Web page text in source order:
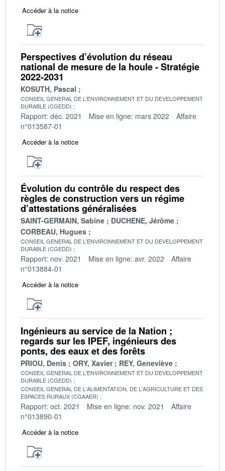
Accéder à la notice
Perspectives d’évolution du réseau
national de mesure de la houle - Stratégie
2022-2031
KOSUTH, Pascal
CONSEIL GENERAL DE L'ENVIRONNEMENT ET DU DEVELOPPEMENT
DURABLE (CGEDD)
Rapport: déc. 2021 Mise en ligne: mars 2022
Affaire
n°013587-01
Accéder à la notice
Évolution du contrôle du respect des
règles de construction vers un régime
d’attestations généralisées
SAINT-GERMAIN, Sabine
DUCHENE, Jérôme
CORBEAU, Hugues
CONSEIL GENERAL DE L'ENVIRONNEMENT ET DU DEVELOPPEMENT
DURABLE (CGEDD)
Rapport: nov. 2021 Mise en ligne: avr. 2022
Affaire
n°013884-01
Accéder à la notice
Ingénieurs au service de la Nation ;
regards sur les IPEF, ingénieurs des
ponts, des eaux et des forêts
PRIOU, Denis ORY, Xavier REY, Geneviève
CONSEIL GENERAL DE L'ENVIRONNEMENT ET DU DEVELOPPEMENT
DURABLE (CGEDD)
CONSEIL GENERAL DE L'ALIMENTATION, DE L'AGRICULTURE ET DES
ESPACES RURAUX (CGAAER)
Rapport: oct. 2021 Mise en ligne: nov. 2021
Affaire
n°013890-01
Accéder à la notice